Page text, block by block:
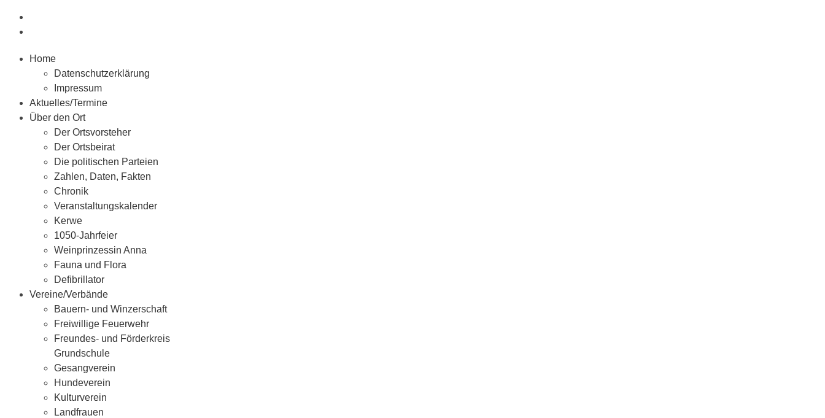
Home
Datenschutzerklärung
Impressum
Aktuelles/Termine
Über den Ort
Der Ortsvorsteher
Der Ortsbeirat
Die politischen Parteien
Zahlen, Daten, Fakten
Chronik
Veranstaltungskalender
Kerwe
1050-Jahrfeier
Weinprinzessin Anna
Fauna und Flora
Defibrillator
Vereine/Verbände
Bauern- und Winzerschaft
Freiwillige Feuerwehr
Freundes- und Förderkreis
Grundschule
Gesangverein
Hundeverein
Kulturverein
Landfrauen